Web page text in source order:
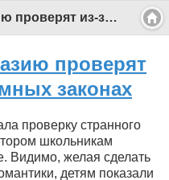
Челябинскую гимназию проверят из-за урока о тюремных законах - Профессиональный педагог
проверят
законах
проверку странного
школьникам
Видимо, желая сделать
детям показали